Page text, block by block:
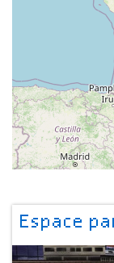
Espace